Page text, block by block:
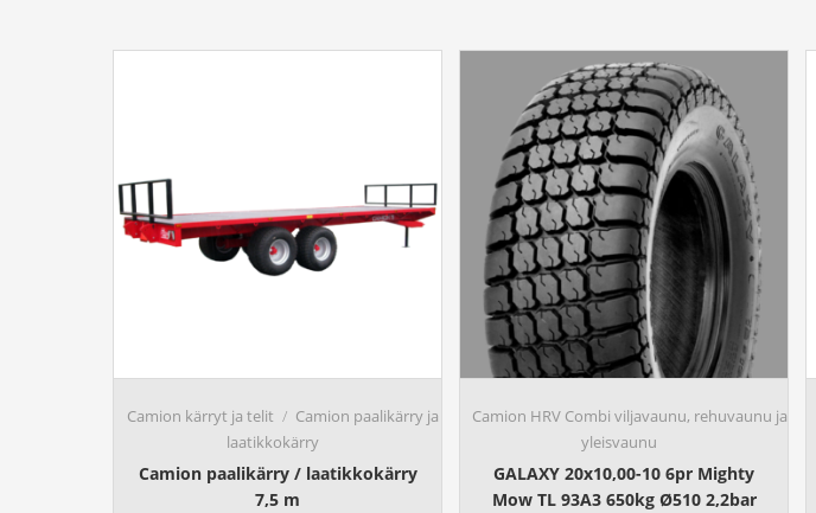
Camion kärryt ja telit
Camion paalikärry ja
laatikkokärry
Camion paalikärry / laatikkokärry
7,5 m
Camion HRV Combi viljavaunu, rehuvaunu ja
yleisvaunu
GALAXY 20x10,00-10 6pr Mighty
Mow TL 93A3 650kg Ø510 2,2bar